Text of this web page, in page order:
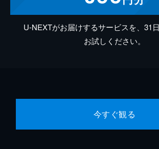
U-NEXTがお届けするサービスを、31
お試しください。
今すぐ観る